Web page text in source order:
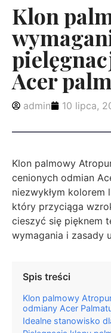
Klon
Acer
admin 10 lipca,
Klon palmowy
cenionych odmian
niezwykłym
który przyciąga
cieszyć się pięknem
wymagania i zasady
Spis treści
Klon palmowy
odmiany Acer
Idealne stanowisko